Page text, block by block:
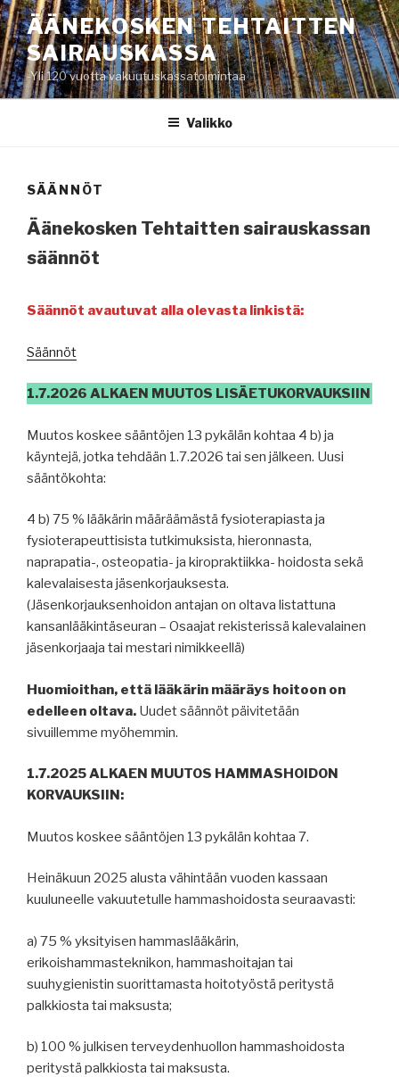
Siirry
sisältöönÄÄNEKOSKEN TEHTAITTEN
SAIRAUSKASSA
-Yli 120 vuotta vakuutuskassatoimintaa
Valikko
SÄÄNNÖT
Äänekosken Tehtaitten sairauskassan
säännöt
Säännöt avautuvat alla olevasta linkistä:
Säännöt
1.7.2026 ALKAEN MUUTOS LISÄETUKORVAUKSIIN
Muutos koskee sääntöjen 13 pykälän kohtaa 4 b) ja
käyntejä, jotka tehdään 1.7.2026 tai sen jälkeen. Uusi
sääntökohta:
4 b) 75 % lääkärin määräämästä fysioterapiasta ja
fysioterapeuttisista tutkimuksista, hieronnasta,
naprapatia-, osteopatia- ja kiropraktiikka- hoidosta sekä
kalevalaisesta jäsenkorjauksesta.
(Jäsenkorjauksenhoidon antajan on oltava listattuna
kansanlääkintäseuran – Osaajat rekisterissä kalevalainen
jäsenkorjaaja tai mestari nimikkeellä)
Huomioithan, että lääkärin määräys hoitoon on
edelleen oltava. Uudet säännöt päivitetään
sivuillemme myöhemmin.
1.7.2025 ALKAEN MUUTOS HAMMASHOIDON
KORVAUKSIIN:
Muutos koskee sääntöjen 13 pykälän kohtaa 7.
Heinäkuun 2025 alusta vähintään vuoden kassaan
kuuluneelle vakuutetulle hammashoidosta seuraavasti:
a) 75 % yksityisen hammaslääkärin,
erikoishammasteknikon, hammashoitajan tai
suuhygienistin suorittamasta hoitotyöstä peritystä
palkkiosta tai maksusta;
b) 100 % julkisen terveydenhuollon hammashoidosta
peritystä palkkiosta tai maksusta.